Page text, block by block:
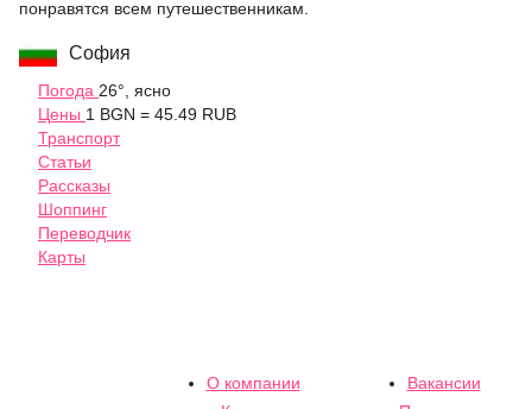
понравятся всем путешественникам.
София
Погода 26°, ясно
Цены 1 BGN = 45.49 RUB
Транспорт
Статьи
Рассказы
Шоппинг
Переводчик
Карты
О компании
Вакансии